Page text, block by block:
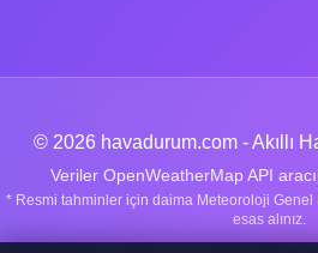
© 2026 havadurum.com - Akıllı
Veriler OpenWeatherMap API
* Resmi tahminler için daima Meteoroloji Genel
esas alınız.